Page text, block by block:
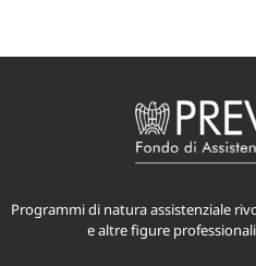
Programmi di natura assistenziale